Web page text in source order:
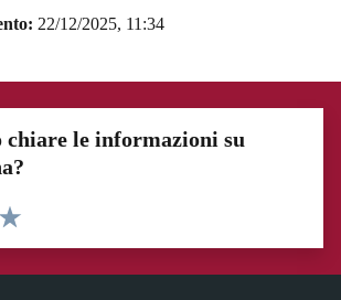
22/12/2025, 11:34
chiare le informazioni su